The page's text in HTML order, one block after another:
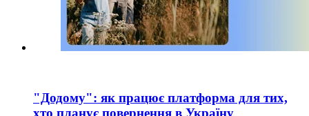
"Додому": як працює платформа для тих,
хто планує повернення в Україну